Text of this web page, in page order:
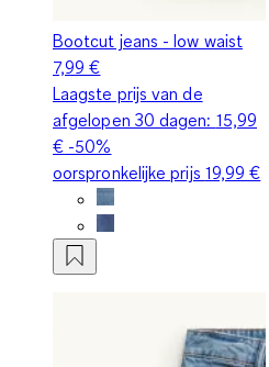
Bootcut jeans - low waist
7,99 €
Laagste prijs van de
afgelopen 30 dagen: 15,99
€ -50%
oorspronkelijke prijs 19,99 €